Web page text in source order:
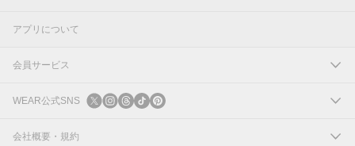
アプリについて
会員サービス
ログイン
新規会員登録
WEAR公式SNS
X
会社概要・規約